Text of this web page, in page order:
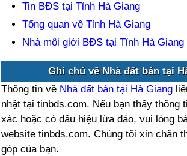
Tin BĐS tại Tỉnh Hà Giang
Tổng quan về Tỉnh Hà Giang
Nhà môi giới BĐS tại Tỉnh Hà Giang
Ghi chú về Nhà đất bán tại
Thông tin về Nhà đất bán tại Hà Giang
nhật tại tinbds.com. Nếu bạn thấy thông
xác hoặc có dấu hiệu lừa đảo, vui lòng
website tinbds.com. Chúng tôi xin chân
góp của bạn.